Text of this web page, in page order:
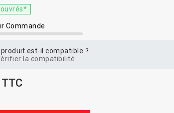
Commande
produit est-il compatible ?
la compatibilité